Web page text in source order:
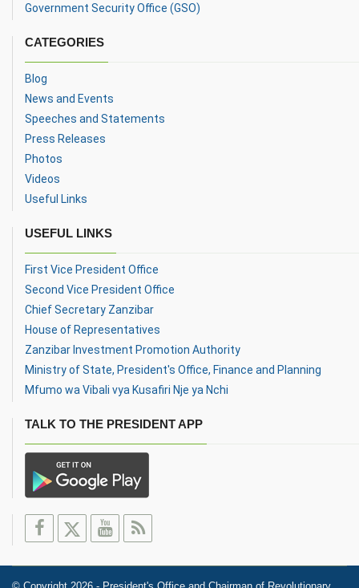
Government Security Office (GSO)
CATEGORIES
Blog
News and Events
Speeches and Statements
Press Releases
Photos
Videos
Useful Links
USEFUL LINKS
First Vice President Office
Second Vice President Office
Chief Secretary Zanzibar
House of Representatives
Zanzibar Investment Promotion Authority
Ministry of State, President's Office, Finance and Planning
Mfumo wa Vibali vya Kusafiri Nje ya Nchi
TALK TO THE PRESIDENT APP